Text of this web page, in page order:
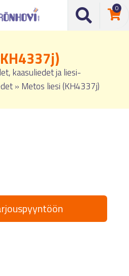
0
kaasuliedet ja liesi-
» Metos liesi (KH4337j)